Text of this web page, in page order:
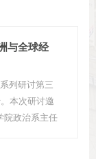
与全球经
列研讨第三
本次研讨邀
院政治系主任